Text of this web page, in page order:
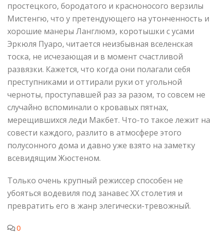
простецкого, бородатого и красноносого верзилы
Мистенгю, что у претендующего на утонченность и
хорошие манеры Ланглюмэ, коротышки с усами
Эркюля Пуаро, читается неизбывная вселенская
тоска, не исчезающая и в момент счастливой
развязки. Кажется, что когда они полагали себя
преступниками и оттирали руки от угольной
черноты, проступавшей раз за разом, то совсем не
случайно вспоминали о кровавых пятнах,
мерещившихся леди Макбет. Что-то такое лежит на
совести каждого, разлито в атмосфере этого
полусонного дома и давно уже взято на заметку
всевидящим Жюстеном.
Только очень крупный режиссер способен не
убояться водевиля под занавес XX столетия и
превратить его в жанр элегически-тревожный.
0